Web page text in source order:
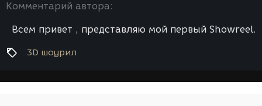
Комментарий автора:
Bсем привет , представляю мой первый Showreel.
3D шоурил